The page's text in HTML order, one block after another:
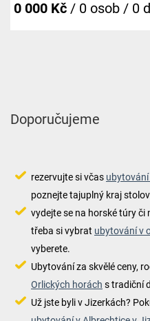
0 000 Kč/ 0 osob / 0
Doporučujeme
rezervujte si včas ubytování
poznejte tajuplný kraj
vydejte se na horské túry či
třeba si vybrat ubytování v
vyberete.
Ubytování za skvělé ceny,
Orlických horách s tradiční
Už jste byli v Jizerkách?